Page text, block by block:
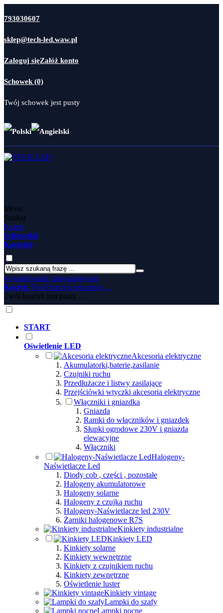
793030607
sklep@tech-led.waw.pl
Zaloguj sięZałóż konto
Schowek (0)
Twój schowek jest pusty
Menu
Szukaj
Konto
Schowek0
Koszyk0
wyszukiwanie zaawansowane
Koszyk Twój koszyk jest pusty ...
Twój koszyk jest pusty ...
START
Oświetlenie LED
Akcesoria elektryczne
Akumulatorki,baterie,zasilanie
Czujniki ruchu
Przedłużacze i listwy zasilające
Przejściówki wtyczki akcesoria elektryczne
Włączniki i gniazdka
Gniazda
Ramki do włączników i gniazdek
Słupki ogrodowe 230V i gniazda
elewacyjne
Włączniki
Halogeny-
Naświetlacze Led
Diody cob , części , pozostałe
Halogeny akumulatorowe
Halogeny solarne
Halogeny z czujką ruchu
Halogeny-Naświetlacze led 230V
Żarniki halogenowe R7S
Kinkiety industrialne
Kinkiety LED
Kinkiety solarne
Kinkiety wewnętrzne
Kinkiety z czujnikiem ruchu
Kinkiety zewnętrzne
Oświetlenie luster
Kinkiety vintage
Lampki do szafy
Lampki nocne